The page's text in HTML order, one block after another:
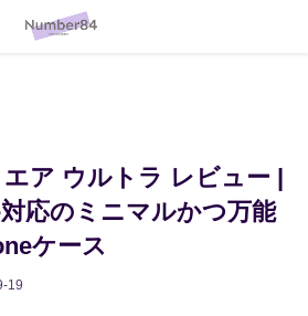
ア ウルトラ レビュー |
応のミニマルかつ万能
ケース
19